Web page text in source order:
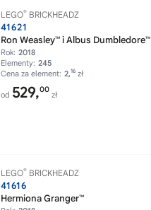
LEGO® BRICKHEADZ
41621
Ron Weasley™ i Albus Dumbledore™
Rok: 2018
Elementy: 245
Cena za element: 2,16 zł
od 529,00
zł
LEGO® BRICKHEADZ
41616
Hermiona Granger™